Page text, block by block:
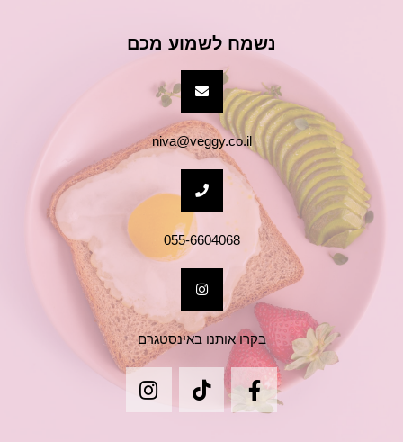
נשמח לשמוע מכם
niva@veggy.co.il
055-6604068
בקרו אותנו באינסטגרם